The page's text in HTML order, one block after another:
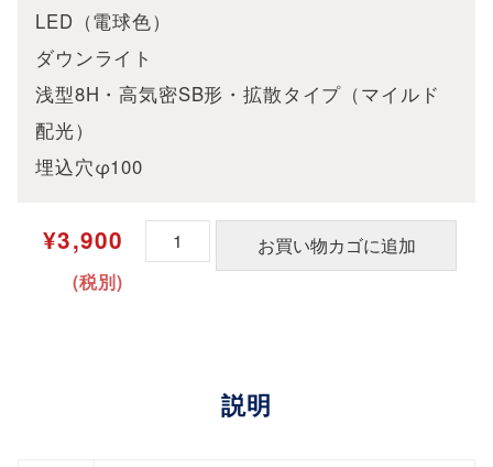
¥3,900
(税別)
LED（電球色）
ダウンライト
浅型8H・高気密SB形・拡散タイプ（マイルド
配光）
埋込穴φ100
a
お買い物カゴに追加
説明